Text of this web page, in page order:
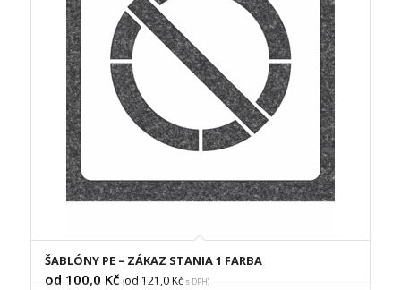
ŠABLÓNY PE – ZÁKAZ STANIA 1 FARBA
od 100,0 Kč (od 121,0Kčs DPH)